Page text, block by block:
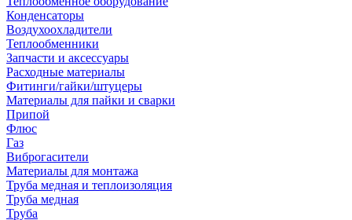
Конденсаторы
Воздухоохладители
Теплообменники
Запчасти и аксессуары
Расходные материалы
Фитинги/гайки/штуцеры
Материалы для пайки и сварки
Припой
Флюс
Газ
Виброгасители
Материалы для монтажа
Труба медная и теплоизоляция
Труба медная
Труба